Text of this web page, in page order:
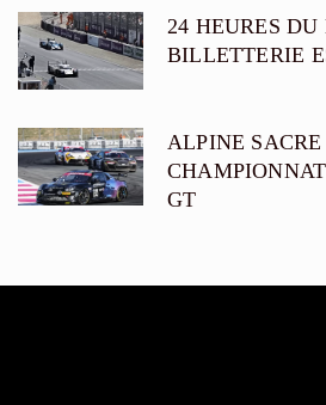
24 HEURES
BILLETTERIE
ALPINE
GT